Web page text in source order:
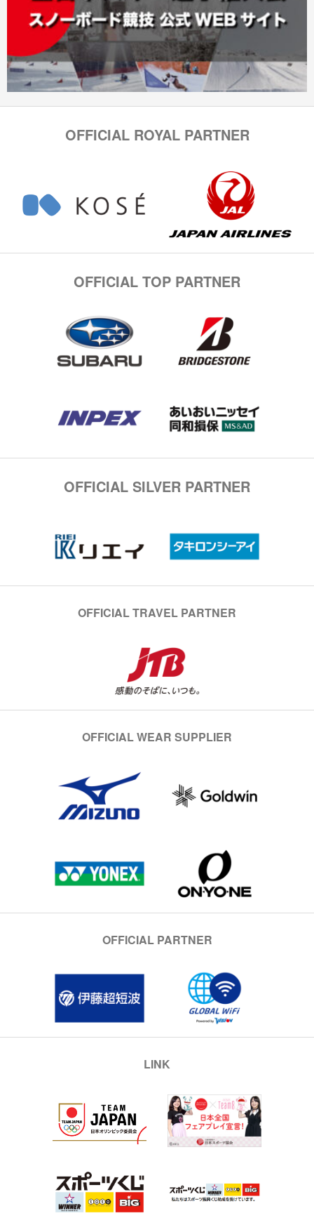
OFFICIAL ROYAL PARTNER
OFFICIAL TOP PARTNER
OFFICIAL SILVER PARTNER
OFFICIAL TRAVEL PARTNER
OFFICIAL WEAR SUPPLIER
OFFICIAL PARTNER
LINK